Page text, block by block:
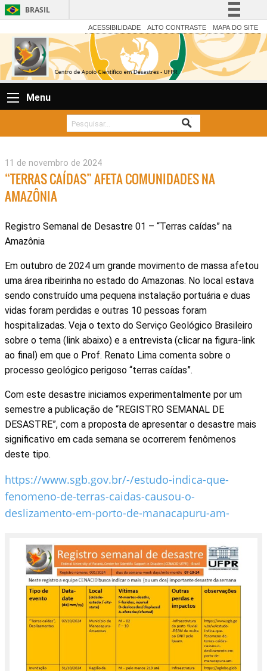
BRASIL
Simplifique!
Comunica BR
Participe
Acesso à informação
Canais
ACESSIBILIDADE ALTO CONTRASTE MAPA DO SITE
Menu
11 de novembro de 2024
“TERRAS CAÍDAS” AFETA COMUNIDADES NA
AMAZÔNIA
Registro Semanal de Desastre 01 – “Terras caídas” na
Amazônia
Em outubro de 2024 um grande movimento de massa afetou
uma área ribeirinha no estado do Amazonas. No local estava
sendo construído uma pequena instalação portuária e duas
vidas foram perdidas e outras 10 pessoas foram
hospitalizadas. Veja o texto do Serviço Geológico Brasileiro
sobre o tema (link abaixo) e a entrevista (clicar na figura-link
ao final) em que o Prof. Renato Lima comenta sobre o
processo geológico perigoso “terras caídas”.
Com este desastre iniciamos experimentalmente por um
semestre a publicação de “REGISTRO SEMANAL DE
DESASTRE”, com a proposta de apresentar o desastre mais
significativo em cada semana se ocorrerem fenômenos
deste tipo.
https://www.sgb.gov.br/-/estudo-indica-que-
fenomeno-de-terras-caidas-causou-o-
deslizamento-em-porto-de-manacapuru-am-